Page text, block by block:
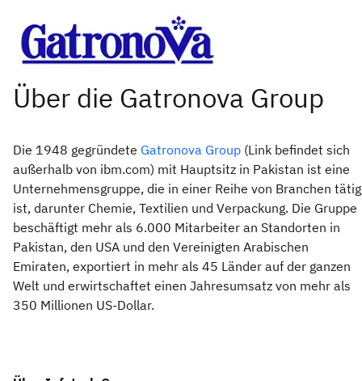
Die 1948 gegründete Gatronova Group (Link befindet sich
außerhalb von ibm.com) mit Hauptsitz in Pakistan ist eine
Unternehmensgruppe, die in einer Reihe von Branchen tätig
ist, darunter Chemie, Textilien und Verpackung. Die Gruppe
beschäftigt mehr als 6.000 Mitarbeiter an Standorten in
Pakistan, den USA und den Vereinigten Arabischen
Emiraten, exportiert in mehr als 45 Länder auf der ganzen
Welt und erwirtschaftet einen Jahresumsatz von mehr als
350 Millionen US-Dollar.